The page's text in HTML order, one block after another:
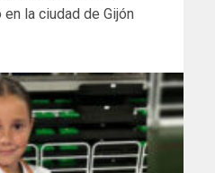
la ciudad de Gijón